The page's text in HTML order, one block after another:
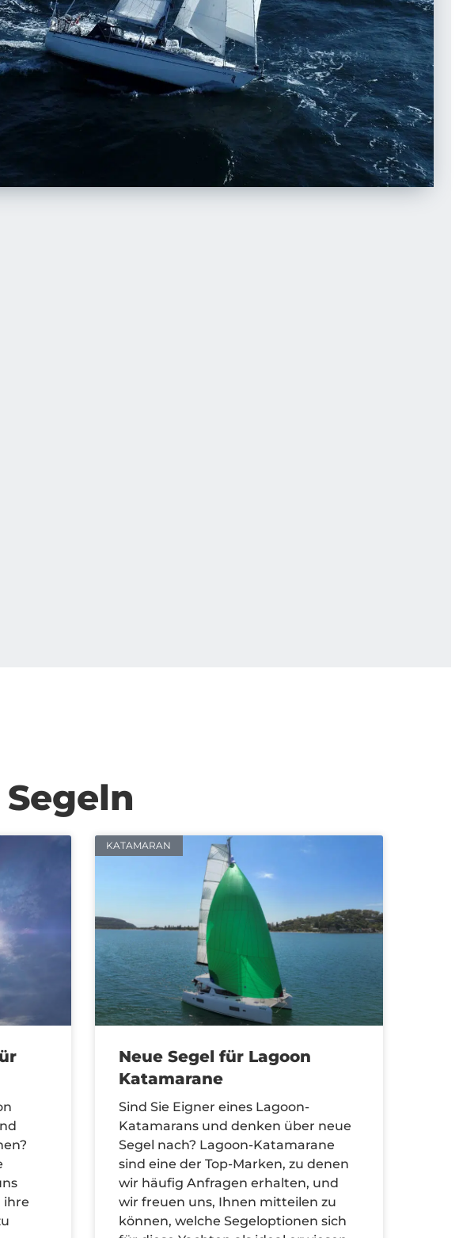
ihre
KATAMARAN
Neue Segel für Lagoon
Katamarane
Sind Sie Eigner eines Lagoon-
Katamarans und denken über neue
Segel nach? Lagoon-Katamarane
sind eine der Top-Marken, zu denen
wir häufig Anfragen erhalten, und
wir freuen uns, Ihnen mitteilen zu
können, welche Segeloptionen sich